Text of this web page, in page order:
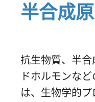
半合成
抗生物質、半合
ドホルモンな
は、生物学的